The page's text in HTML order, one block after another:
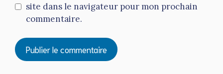
site dans le navigateur pour mon prochain
commentaire.